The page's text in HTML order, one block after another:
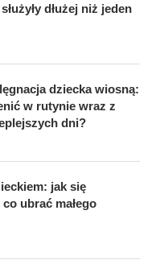
dłużej niż jeden
dziecka wiosną:
w rutynie wraz z
dni?
jak się
ubrać małego